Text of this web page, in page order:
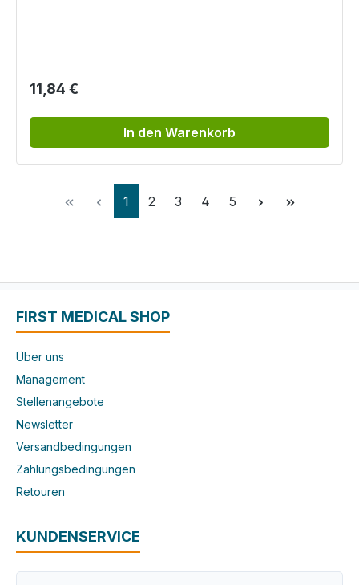
Regulärer Preis:
11,84 €
In den Warenkorb
Seite
1 Seite
2 Seite
3 Seite
4 Seite
5
FIRST MEDICAL SHOP
Über uns
Management
Stellenangebote
Newsletter
Versandbedingungen
Zahlungsbedingungen
Retouren
KUNDENSERVICE